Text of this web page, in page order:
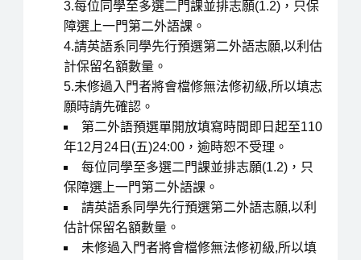
3.每位同學至多選二門課並排志願(1.2)，只保
障選上一門第二外語課。
4.請英語系同學先行預選第二外語志願,以利估
計保留名額數量。
5.未修過入門者將會檔修無法修初級,所以填志
願時請先確認。
第二外語預選單開放填寫時間即日起至110
年12月24日(五)24:00，逾時恕不受理。
每位同學至多選二門課並排志願(1.2)，只
保障選上一門第二外語課。
請英語系同學先行預選第二外語志願,以利
估計保留名額數量。
未修過入門者將會檔修無法修初級,所以填